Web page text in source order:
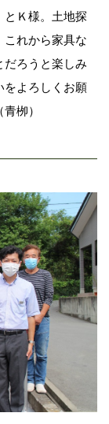
とＫ様。土地探
これから家具な
だろうと楽しみ
をよろしくお願
栁）